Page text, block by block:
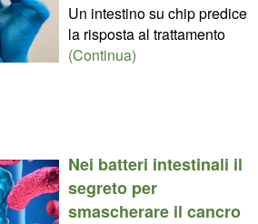
Un intestino su chip predice
la risposta al trattamento
(Continua)
Nei batteri intestinali il
segreto per
smascherare il cancro